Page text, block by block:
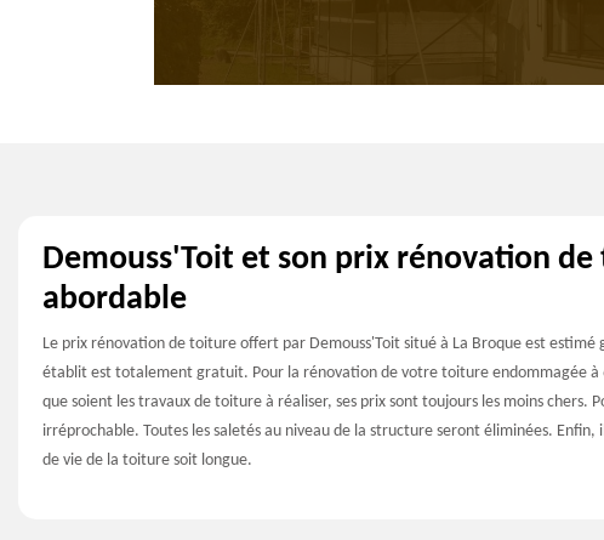
Demouss'Toit et son prix rénovation
abordable
Le prix rénovation de toiture offert par Demouss'Toit situé à La Broque est
établit est totalement gratuit. Pour la rénovation de votre toiture endommagée à
que soient les travaux de toiture à réaliser, ses prix sont toujours les moins
irréprochable. Toutes les saletés au niveau de la structure seront éliminées.
de vie de la toiture soit longue.